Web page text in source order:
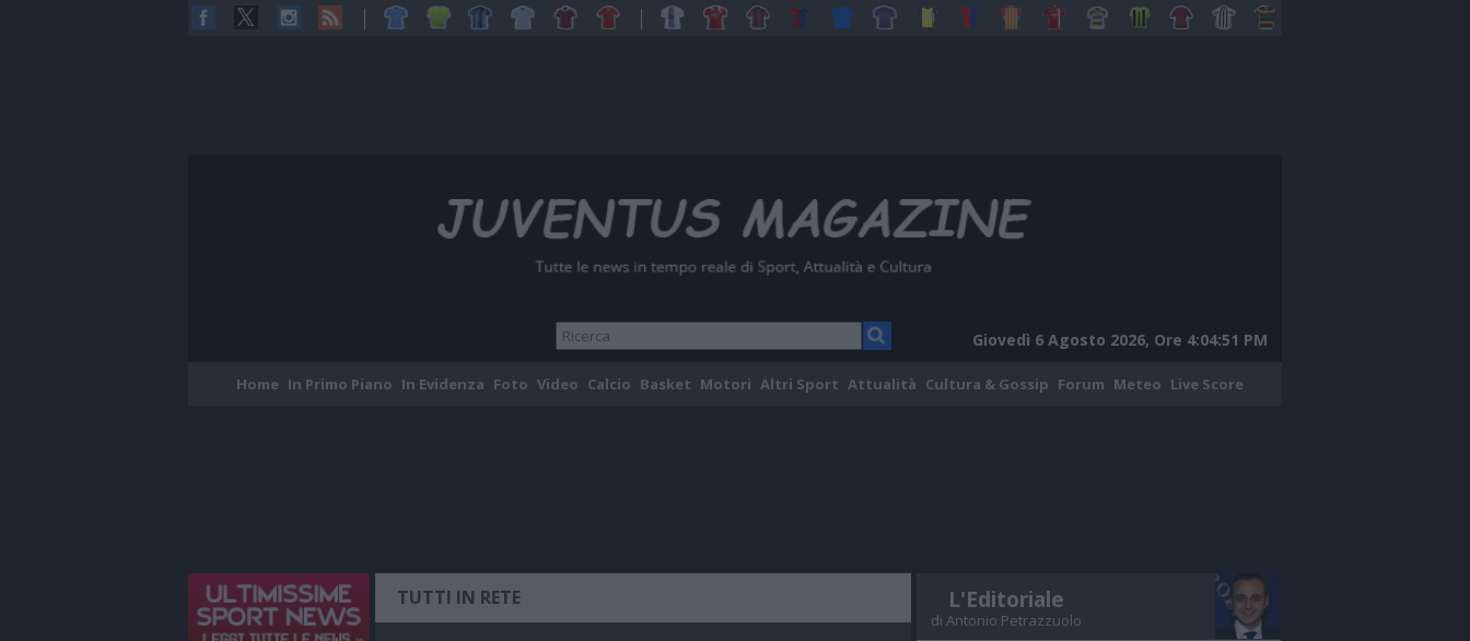
Giovedì 6 Agosto 2026, Ore 4:04:52 PM
Home In Primo Piano In Evidenza Foto Video Calcio Basket Motori Altri Sport Attualità Cultura & Gossip Forum Meteo Live Score
TUTTI IN RETE L'Editoriale
di Antonio Petrazzuolo